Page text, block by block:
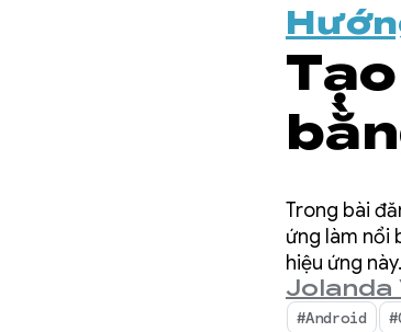
Trong bài
ứng làm nổi
hiệu ứng này.
Jolanda
#Android